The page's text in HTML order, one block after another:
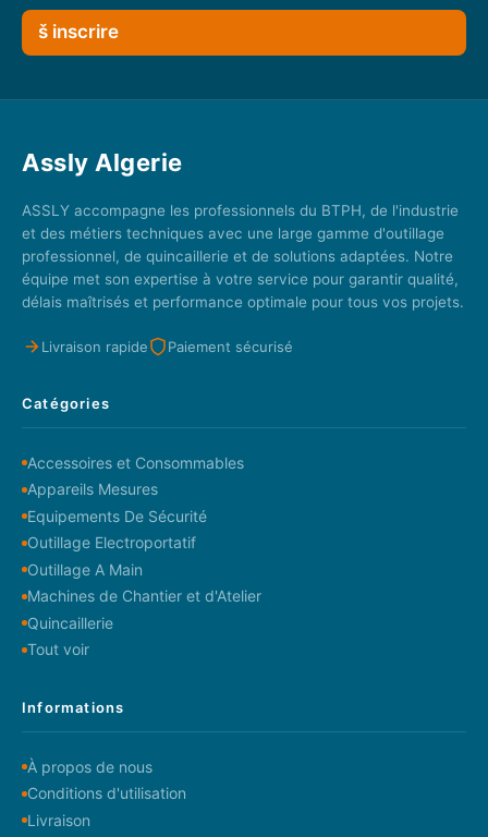
š inscrire
Assly Algerie
ASSLY accompagne les professionnels du BTPH, de l'industrie
et des métiers techniques avec une large gamme d'outillage
professionnel, de quincaillerie et de solutions adaptées. Notre
équipe met son expertise à votre service pour garantir qualité,
délais maîtrisés et performance optimale pour tous vos projets.
Livraison rapide Paiement sécurisé
Catégories
Accessoires et Consommables
Appareils Mesures
Equipements De Sécurité
Outillage Electroportatif
Outillage A Main
Machines de Chantier et d'Atelier
Quincaillerie
Tout voir
Informations
À propos de nous
Conditions d'utilisation
Livraison